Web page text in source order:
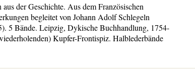
der Geschichte. Aus dem Französischen
begleitet von Johann Adolf Schlegeln
5 Bände. Leipzig, Dykische Buchhandlung, 1754-
Kupfer-Frontispiz. Halblederbände